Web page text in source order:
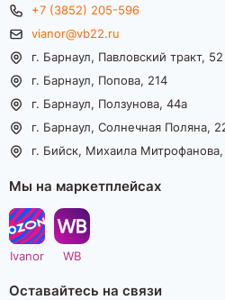
+7 (3852) 205-596
vianor@vb22.ru
г. Барнаул, Павловский тракт, 52
г. Барнаул, Попова, 214
г. Барнаул, Ползунова, 44а
г. Барнаул, Солнечная Поляна,
г. Бийск, Михаила
Мы на маркетплейсах
Ivanor WB
Оставайтесь на связи